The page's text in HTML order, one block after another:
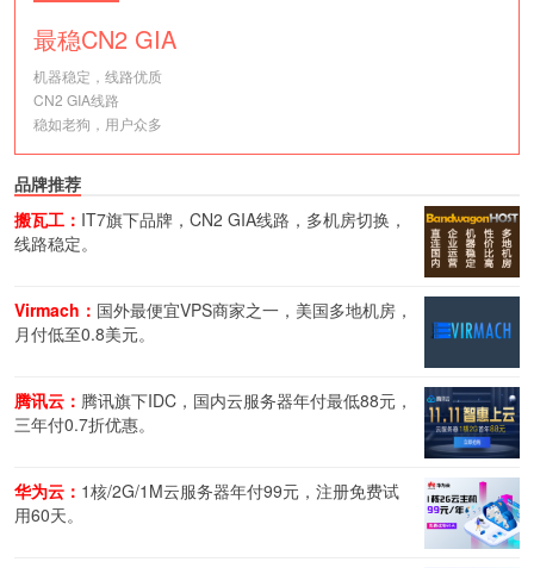
最稳CN2 GIA
机器稳定，线路优质
CN2 GIA线路
稳如老狗，用户众多
品牌推荐
搬瓦工： IT7旗下品牌，CN2 GIA线路，多机房切换，
线路稳定。
Virmach： 国外最便宜VPS商家之一，美国多地机房，
月付低至0.8美元。
腾讯云： 腾讯旗下IDC，国内云服务器年付最低88元，
三年付0.7折优惠。
华为云： 1核/2G/1M云服务器年付99元，注册免费试
用60天。